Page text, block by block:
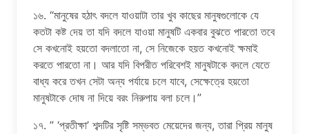
১৬. “মানুষের হঠাৎ বদলে যাওয়াটা তার খুব কাছের মানুষগুলোকে যে
কতটা কষ্ট দেয় তা যদি বদলে যাওয়া মানুষটি একবার বুঝতে পারতো তবে
সে কখনোই হয়তো বদলাতো না, সে নিজেকে হয়ত কখনোই ক্ষমাই
করতে পারতো না। আর যদি বিপরীত পরিবেশই মানুষটাকে বদলে যেতে
বাধ্য করে তখন সেটা অন্য পর্যায়ে চলে যাবে, সেক্ষেত্রে হয়তো
মানুষটাকে দোষ না দিয়ে বরং নিরুপায় বলা চলে।”
১৭. ” ‘প্রতীক্ষা’ শব্দটির সৃষ্টি সম্ভবত মেয়েদের জন্য, তারা প্রিয় মানুষ